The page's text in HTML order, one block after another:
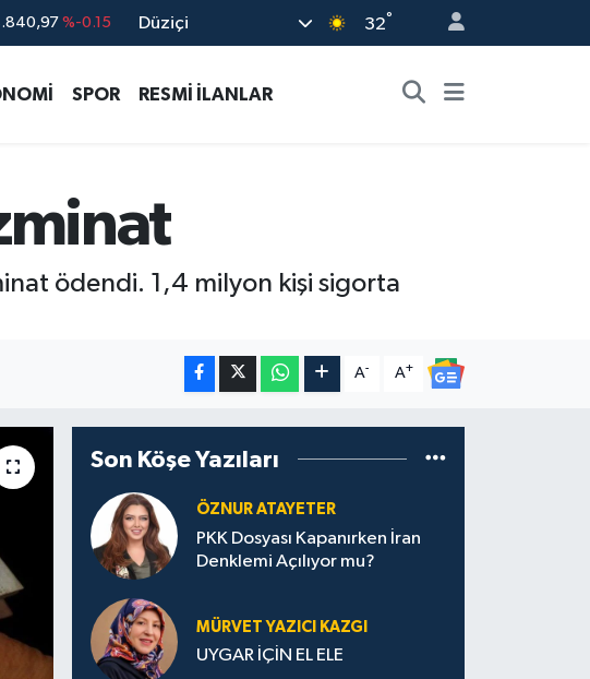
13.779 %-14
Düziçi 32°
SPOR RESMİ İLANLAR
ödendi. 1,4 milyon kişi sigorta
A- A+
Son Köşe Yazıları
ÖZNUR ATAYETER
PKK Dosyası Kapanırken İran
Denklemi Açılıyor mu?
MÜRVET YAZICI KAZGI
UYGAR İÇİN EL ELE